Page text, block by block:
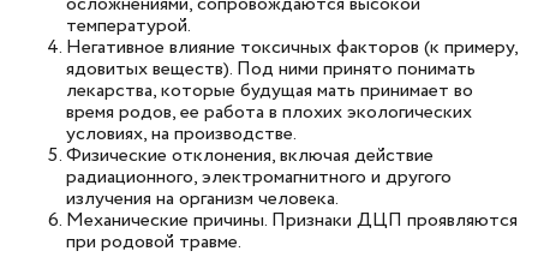
температурой.
Негативное влияние токсичных факторов (к примеру,
ядовитых веществ). Под ними принято понимать
лекарства, которые будущая мать принимает во
время родов, ее работа в плохих экологических
условиях, на производстве.
Физические отклонения, включая действие
радиационного, электромагнитного и другого
излучения на организм человека.
Механические причины. Признаки ДЦП проявляются
при родовой травме.